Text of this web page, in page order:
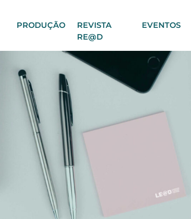
PRODUÇÃO
REVISTA
RE@D
EVENTOS